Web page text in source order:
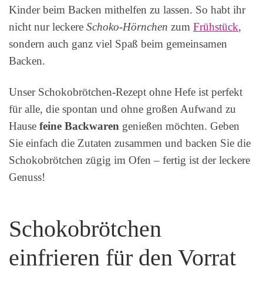
Kinder beim Backen mithelfen zu lassen. So habt ihr
nicht nur leckere Schoko-Hörnchen zum Frühstück,
sondern auch ganz viel Spaß beim gemeinsamen
Backen.
Unser Schokobrötchen-Rezept ohne Hefe ist perfekt
für alle, die spontan und ohne großen Aufwand zu
Hause feine Backwaren genießen möchten. Geben
Sie einfach die Zutaten zusammen und backen Sie die
Schokobrötchen zügig im Ofen – fertig ist der leckere
Genuss!
Schokobrötchen
einfrieren für den Vorrat